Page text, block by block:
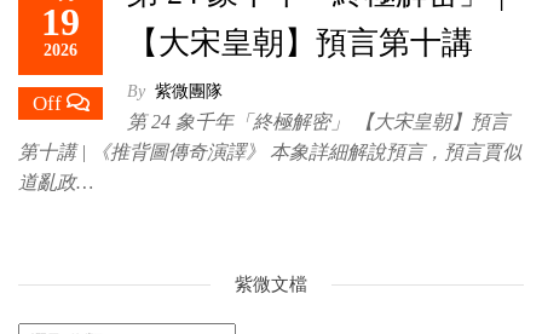
世
主
19
2026
Off
【大宋皇朝】預言第十講
By 紫微團隊
第 24 象千年「終極解密」 【大宋皇朝】預言
第十講 | 《推背圖傳奇演譯》 本象詳細解說預言，預言賈似
道亂政…
紫微文檔